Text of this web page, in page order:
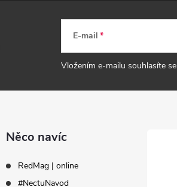
E-mail
Vložením e-mailu souhlasíte se
Něco navíc
RedMag | online
#NectuNavod